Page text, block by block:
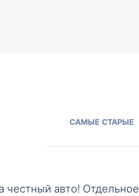
САМЫЕ СТАРЫЕ
честный авто! Отдельное